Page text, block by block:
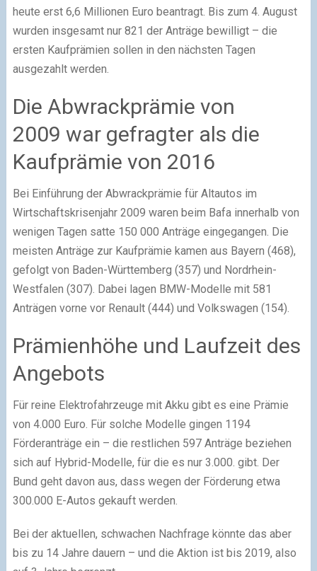
heute erst 6,6 Millionen Euro beantragt. Bis zum 4. August
wurden insgesamt nur 821 der Anträge bewilligt – die
ersten Kaufprämien sollen in den nächsten Tagen
ausgezahlt werden.
Die Abwrackprämie von
2009 war gefragter als die
Kaufprämie von 2016
Bei Einführung der Abwrackprämie für Altautos im
Wirtschaftskrisenjahr 2009 waren beim Bafa innerhalb von
wenigen Tagen satte 150 000 Anträge eingegangen. Die
meisten Anträge zur Kaufprämie kamen aus Bayern (468),
gefolgt von Baden-Württemberg (357) und Nordrhein-
Westfalen (307). Dabei lagen BMW-Modelle mit 581
Anträgen vorne vor Renault (444) und Volkswagen (154).
Prämienhöhe und Laufzeit des
Angebots
Für reine Elektrofahrzeuge mit Akku gibt es eine Prämie
von 4.000 Euro. Für solche Modelle gingen 1194
Förderanträge ein – die restlichen 597 Anträge beziehen
sich auf Hybrid-Modelle, für die es nur 3.000. gibt. Der
Bund geht davon aus, dass wegen der Förderung etwa
300.000 E-Autos gekauft werden.
Bei der aktuellen, schwachen Nachfrage könnte das aber
bis zu 14 Jahre dauern – und die Aktion ist bis 2019, also